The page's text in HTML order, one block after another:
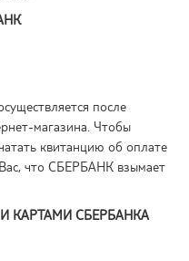
после
магазина. Чтобы
квитанцию об оплате
что СБЕРБАНК взымает
КАРТАМИ СБЕРБАНКА